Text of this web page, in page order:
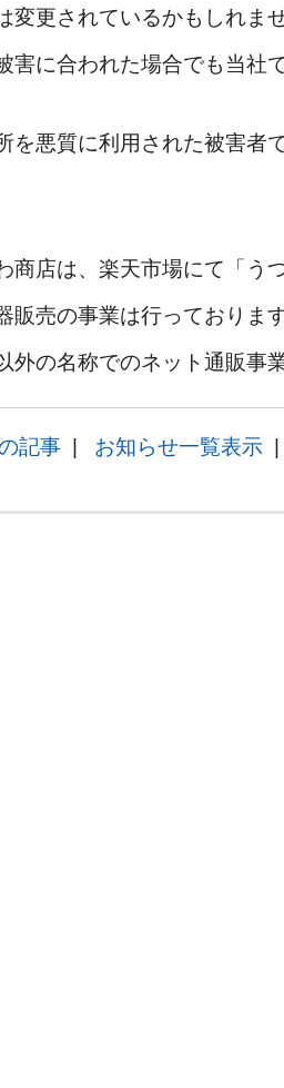
変更されているかもしれま
害に合われた場合でも当社
を悪質に利用された被害者
商店は、楽天市場にて「う
販売の事業は行っておりま
外の名称でのネット通販事
記事 | お知らせ一覧表示